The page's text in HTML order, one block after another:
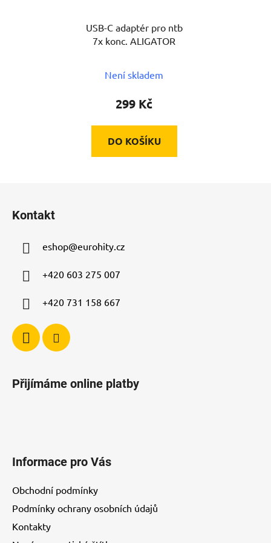
USB-C adaptér pro ntb
7x konc. ALIGATOR
Není skladem
299 Kč
DO KOŠÍKU
Kontakt
eshop@eurohity.cz
+420 603 275 007
+420 731 158 667
Přijímáme online platby
Informace pro Vás
Obchodní podmínky
Podmínky ochrany osobních údajů
Kontakty